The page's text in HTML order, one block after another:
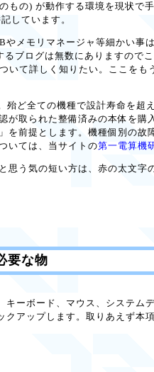
もの) が動作する環境を現状で
しています。
メモリマネージャ等細かい事
ブログは無数にありますので
いて詳しく知りたい。ここをも
ど全ての機種で設計寿命を超
が取られた整備済みの本体を購
を前提とします。機種個別の故
いては、当サイトの第一電算機
う気の短い方は、赤の太文字
要な物
ーボード、マウス、システム
アップします。取りあえず本